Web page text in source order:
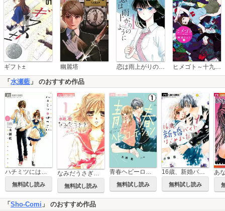
ギフト± 幽麗塔 恋は雨上がりのように ヒメゴト～十九歳の制服～
「 水瀬藍 」 のおすすめ作品
ハチミツにはつこい
無料試し読み
なみだうさぎ～制服の片想い～
無料試し読み
青春ヘビーローテーション【マイクロ】
無料試し読み
16歳、新婚バイトはじめました【マイクロ】
無料試し読み
「 Sho-Comi 」 のおすすめ作品